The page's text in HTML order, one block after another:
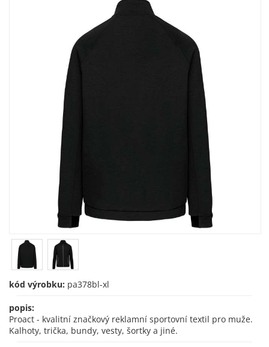
kód výrobku: pa378bl-xl
popis:
Proact - kvalitní značkový reklamní sportovní textil pro muže.
Kalhoty, trička, bundy, vesty, šortky a jiné.